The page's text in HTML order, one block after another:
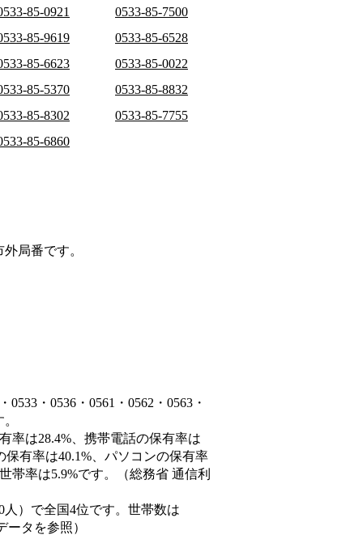
85-0921
0533-85-7500
85-9619
0533-85-6528
85-6623
0533-85-0022
85-5370
0533-85-8832
85-8302
0533-85-7755
85-6860
局番です。
・0536・0561・0562・0563・
率は28.4%、携帯電話の保有率は
有率は40.1%、パソコンの保有率
帯率は5.9%です。（総務省 通信利
人）で全国4位です。世帯数は
タを参照）